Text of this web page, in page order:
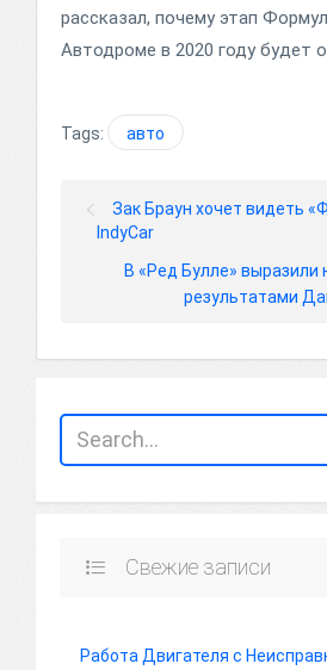
рассказал, почему этап
Автодроме в 2020 году будет
Tags: авто
Зак Браун хочет видеть
IndyCar
В «Ред Булле» выразили
результатами
Свежие записи
Работа Двигателя с